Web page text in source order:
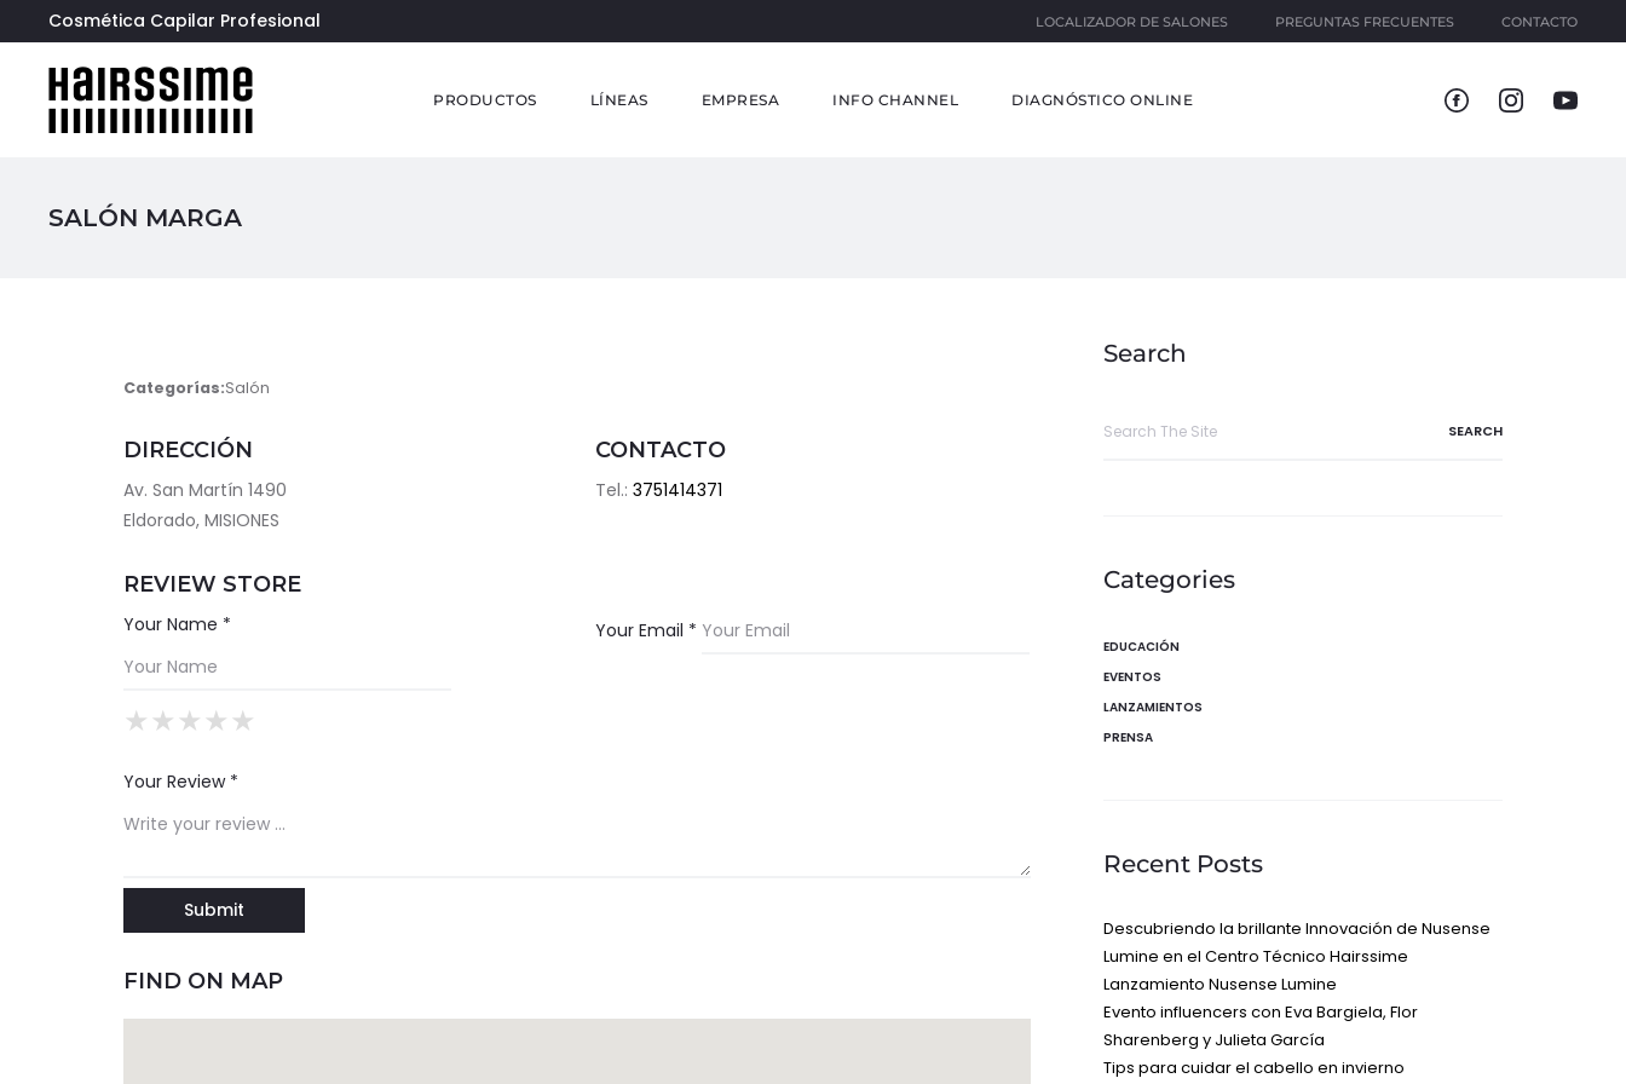
Cosmética Capilar Profesional LOCALIZADOR DE SALONES PREGUNTAS FRECUENTES CONTACTO
PRODUCTOS LÍNEAS EMPRESA INFO CHANNEL DIAGNÓSTICO ONLINE
SALÓN MARGA
Categorías:Salón
DIRECCIÓN
Av. San Martín 1490
Eldorado, MISIONES
CONTACTO
Tel.: 3751414371
REVIEW STORE
Your Name * Your Email *
★
★★
★★★
★★★★
★★★★★
Your Review *
FIND ON MAP
Search
Categories
EDUCACIÓN
EVENTOS
LANZAMIENTOS
PRENSA
Recent Posts
Descubriendo la brillante Innovación de Nusense
Lumine en el Centro Técnico Hairssime
Lanzamiento Nusense Lumine
Evento influencers con Eva Bargiela, Flor
Sharenberg y Julieta García
Tips para cuidar el cabello en invierno